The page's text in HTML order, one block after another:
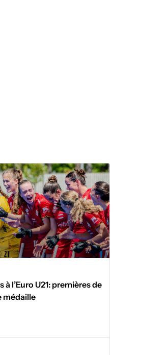
l’Euro U21: premières de
médaille